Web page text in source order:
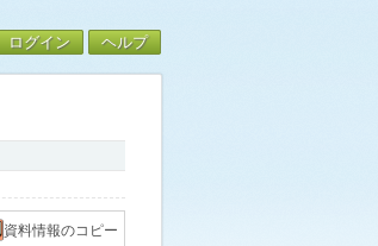
ログイン ヘルプ
資料情報のコピー